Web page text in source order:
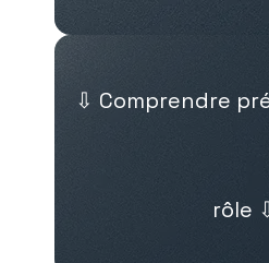
⇩ Comprendre
rôle